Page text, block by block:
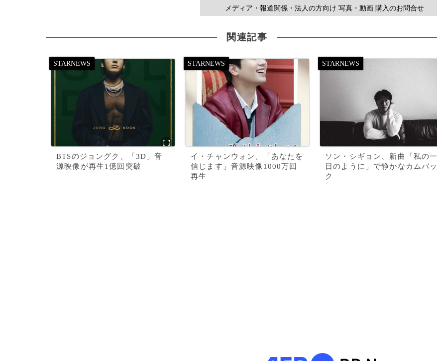
メディア・報道関係・法人の方向け 写真・動画 購入のお問合せ
関連記事
BTSのジョングク、「3D」音
源映像が再生1億回突破
イ・チャンウォン、「あなたを
信じます」音源映像1000万回
再生
ソン・シギョン、新曲「私の一
日のように」で静かなカムバッ
ク